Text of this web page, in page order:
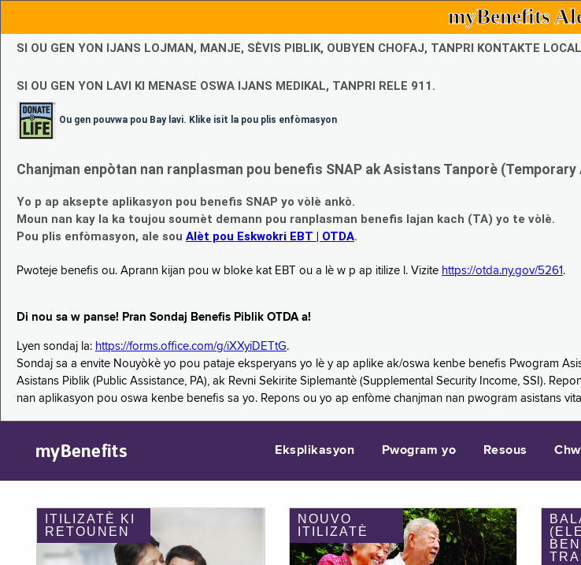
myBenefits
SI OU GEN YON IJANS LOJMAN, MANJE, SÈVIS PIBLIK, OUBYEN CHOFAJ, TANPRI KONTAKTE LOCAL
SI OU GEN YON LAVI KI MENASE OSWA IJANS MEDIKAL, TANPRI RELE 911.
Ou gen pouvwa pou Bay lavi. Klike isit la pou plis enfòmasyon
Chanjman enpòtan nan ranplasman pou benefis SNAP ak Asistans Tanporè
Yo p ap aksepte aplikasyon pou benefis SNAP yo vòlè ankò.
Moun nan kay la ka toujou soumèt demann pou ranplasman benefis lajan kach (TA) yo te vòlè.
Pou plis enfòmasyon, ale sou Alèt pou Eskwokri EBT | OTDA.
Pwoteje benefis ou. Aprann kijan pou w bloke kat EBT ou a lè w p ap itilize l. Vizite https://otda.ny.gov/5261 .
Di nou sa w panse! Pran Sondaj Benefis Piblik OTDA a!
Lyen sondaj la: https://forms.office.com/g/iXXyiDETtG.
Sondaj sa a envite Nouyòkè yo pou pataje eksperyans yo lè y ap aplike ak/oswa kenbe benefis Pwogram
Asistans Piblik (Public Assistance, PA), ak Revni Sekirite Siplemantè (Supplemental Security Income, SSI).
nan aplikasyon pou oswa kenbe benefis sa yo. Repons ou yo ap enfòme chanjman nan pwogram asistans
myBenefits Eksplikasyon Pwogram yo Resous
ITILIZATÈ KI
RETOUNEN
NOUVO
ITILIZATÈ